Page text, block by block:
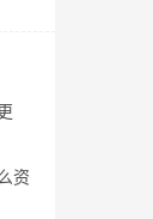
资